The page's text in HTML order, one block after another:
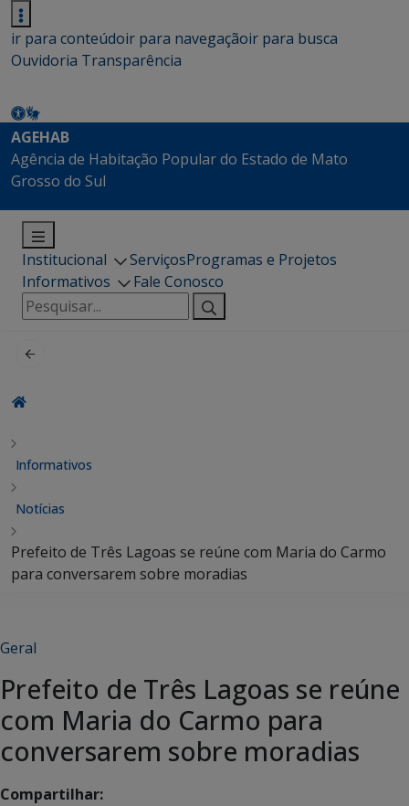
ir para conteúdoir para navegaçãoir para busca
Ouvidoria Transparência
AGEHAB
Agência de Habitação Popular do Estado de Mato
Grosso do Sul
Institucional ServiçosProgramas e Projetos
Informativos
Fale Conosco
Pesquisar
por:
Informativos
Notícias
Prefeito de Três Lagoas se reúne com Maria do Carmo
para conversarem sobre moradias
Geral
Prefeito de Três Lagoas se reúne
com Maria do Carmo para
conversarem sobre moradias
Compartilhar: